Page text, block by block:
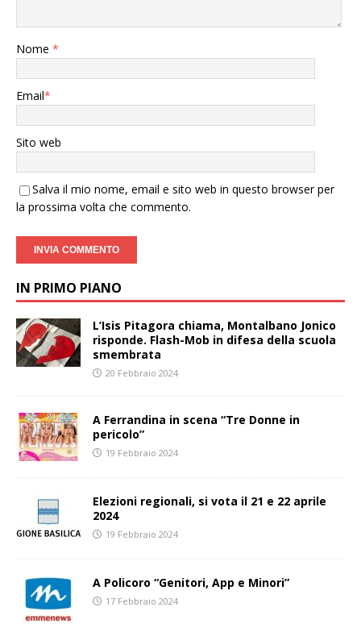
Nome *
Email*
Sito web
Salva il mio nome, email e sito web in questo browser per
la prossima volta che commento.
IN PRIMO PIANO
L’Isis Pitagora chiama, Montalbano Jonico
risponde. Flash-Mob in difesa della scuola
smembrata
20 Febbraio 2024
A Ferrandina in scena “Tre Donne in
pericolo”
19 Febbraio 2024
Elezioni regionali, si vota il 21 e 22 aprile
2024
19 Febbraio 2024
A Policoro “Genitori, App e Minori”
17 Febbraio 2024